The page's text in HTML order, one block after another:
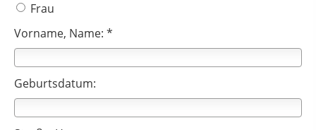
Frau
Vorname, Name: *
Geburtsdatum: